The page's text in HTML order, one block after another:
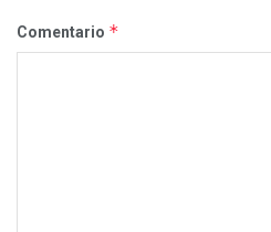
Comentario *